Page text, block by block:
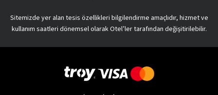
Sitemizde yer alan tesis özellikleri bilgilendirme amaçlıdır, hizmet ve
kullanım saatleri dönemsel olarak Otel’ler tarafından değişitirilebilir.